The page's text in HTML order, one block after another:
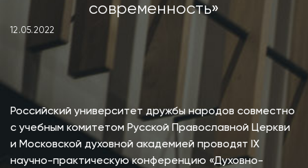
современность»
12.05.2022
Российский университет дружбы народов совместно
с учебным комитетом Русской Православной Церкви
и Московской духовной академией проводят IХ
научно-практическую конференцию «Духовно-